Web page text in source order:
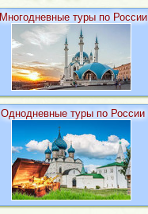
Многодневные туры по России
Однодневные туры по России